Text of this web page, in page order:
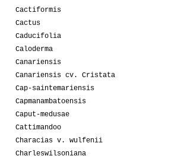
Cactiformis
Cactus
Caducifolia
Caloderma
Canariensis
Canariensis cv. Cristata
Cap-saintemariensis
Capmanambatoensis
Caput-medusae
Cattimandoo
Characias v. wulfenii
Charleswilsoniana